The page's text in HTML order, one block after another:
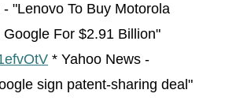
"Lenovo To Buy Motorola
For $2.91 Billion"
* Yahoo News -
sign patent-sharing deal"